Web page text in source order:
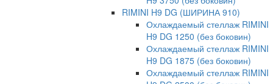
RIMINI H9 DG (ШИРИНА 910)
Охлаждаемый стеллаж RIMINI
H9 DG 1250 (без боковин)
Охлаждаемый стеллаж RIMINI
H9 DG 1875 (без боковин)
Охлаждаемый стеллаж RIMINI